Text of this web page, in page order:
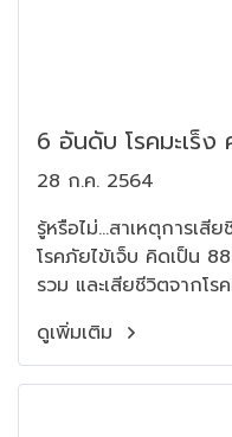
6 อันดับ โรคมะเร็ง
28 ก.ค. 2564
รู้หรือไม่...สาเหตุการเสี
โรคภัยไข้เจ็บ คิดเป็น
รวม และเสียชีวิตจากโร
ดูเพิ่มเติม